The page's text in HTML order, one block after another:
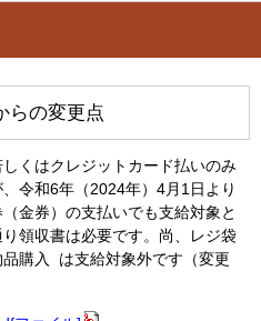
の変更点
くはクレジットカード払いのみ
令和6年（2024年）4月1日より
金券）の支払いでも支給対象と
領収書は必要です。尚、レジ袋
購入 は支給対象外です（変更